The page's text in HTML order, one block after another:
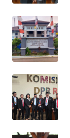
UTARA
WN
SAMOSIR
PADANG
LAWAS
WN